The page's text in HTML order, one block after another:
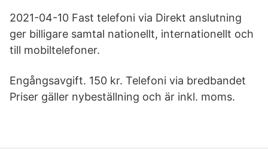
2021-04-10 Fast telefoni via Direkt anslutning
ger billigare samtal nationellt, internationellt och
till mobiltelefoner.
Engångsavgift. 150 kr. Telefoni via bredbandet
Priser gäller nybeställning och är inkl. moms.